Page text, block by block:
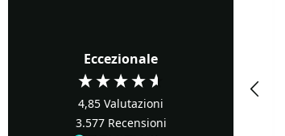
Eccezionale
4,85 Valutazioni
3.577 Recensioni
Verified Customer
Precisi ...buoni prezzi